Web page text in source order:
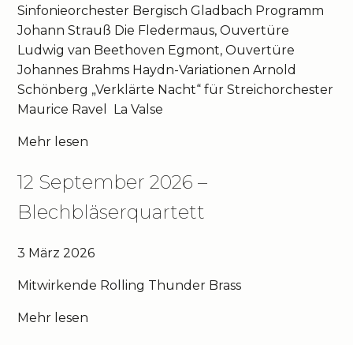
Sinfonieorchester Bergisch Gladbach Programm
Johann Strauß Die Fledermaus, Ouvertüre
Ludwig van Beethoven Egmont, Ouvertüre
Johannes Brahms Haydn-Variationen Arnold
Schönberg „Verklärte Nacht“ für Streichorchester
Maurice Ravel La Valse
Mehr lesen
12 September 2026 –
Blechbläserquartett
3 März 2026
Mitwirkende Rolling Thunder Brass
Mehr lesen